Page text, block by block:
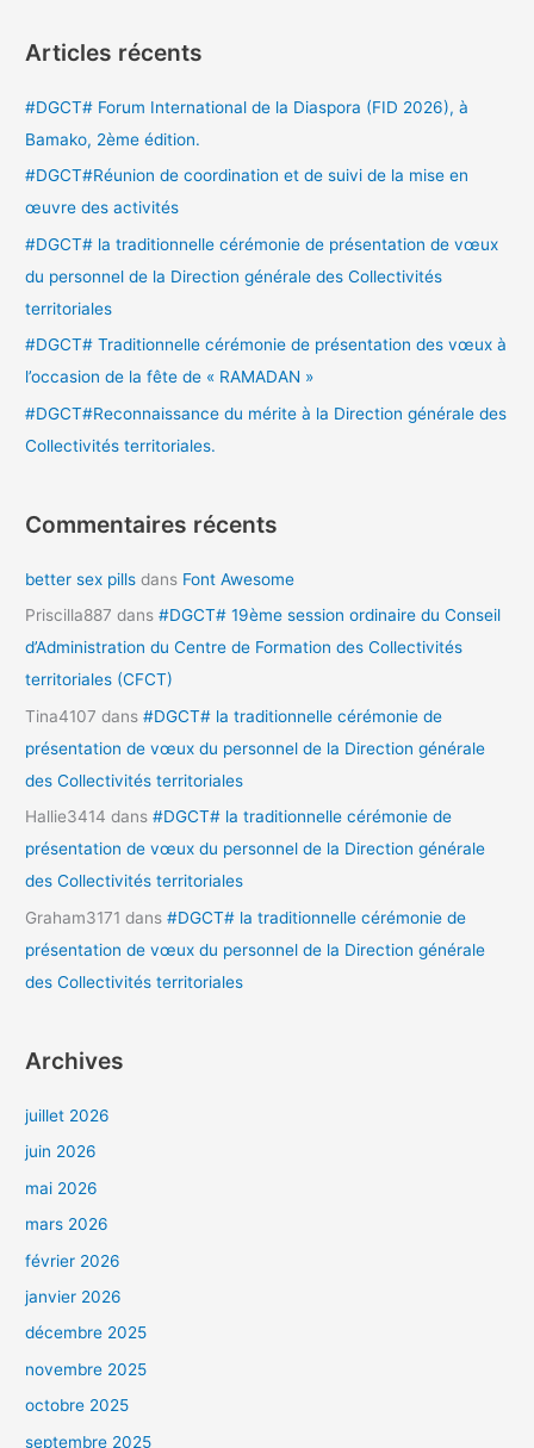
h
r
:
Articles récents
#DGCT# Forum International de la Diaspora (FID 2026), à
Bamako, 2ème édition.
#DGCT#Réunion de coordination et de suivi de la mise en
œuvre des activités
#DGCT# la traditionnelle cérémonie de présentation de vœux
du personnel de la Direction générale des Collectivités
territoriales
#DGCT# Traditionnelle cérémonie de présentation des vœux à
l’occasion de la fête de « RAMADAN »
#DGCT#Reconnaissance du mérite à la Direction générale des
Collectivités territoriales.
Commentaires récents
better sex pills dans Font Awesome
Priscilla887 dans#DGCT# 19ème session ordinaire du Conseil
d’Administration du Centre de Formation des Collectivités
territoriales (CFCT)
Tina4107 dans#DGCT# la traditionnelle cérémonie de
présentation de vœux du personnel de la Direction générale
des Collectivités territoriales
Hallie3414 dans#DGCT# la traditionnelle cérémonie de
présentation de vœux du personnel de la Direction générale
des Collectivités territoriales
Graham3171 dans#DGCT# la traditionnelle cérémonie de
présentation de vœux du personnel de la Direction générale
des Collectivités territoriales
Archives
juillet 2026
juin 2026
mai 2026
mars 2026
février 2026
janvier 2026
décembre 2025
novembre 2025
octobre 2025
septembre 2025